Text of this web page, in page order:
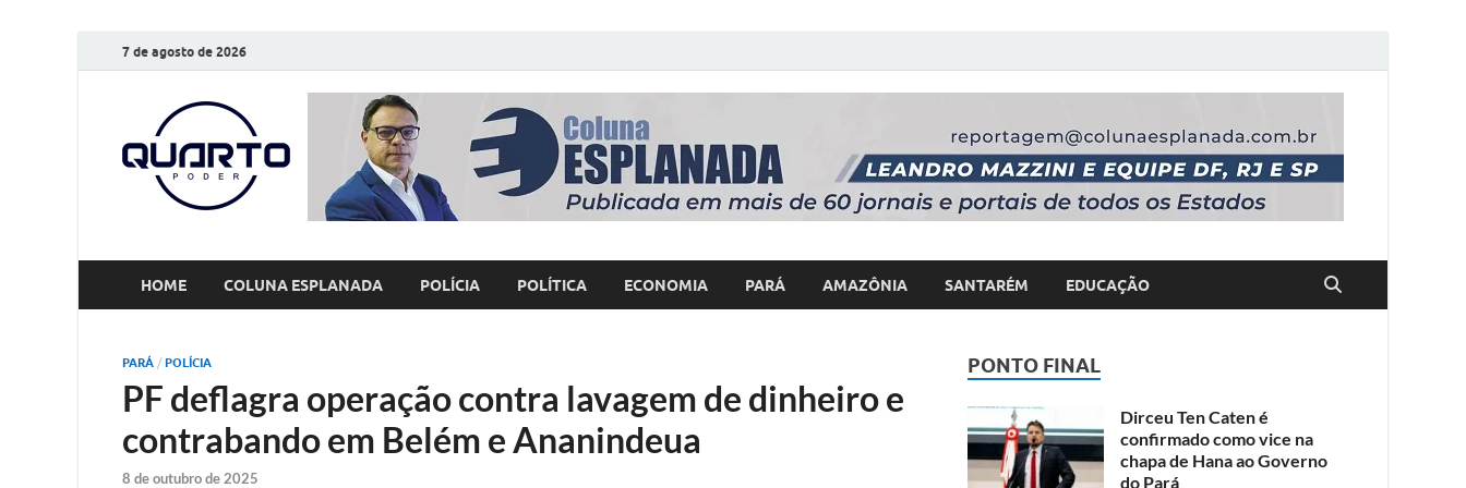
7 de agosto de 2026
O Quarto Poder
Notícias todos os dias
HOME COLUNA ESPLANADA POLÍCIA POLÍTICA ECONOMIA PARÁ AMAZÔNIA SANTARÉM EDUCAÇÃO
PARÁ / POLÍCIA
PF deflagra operação contra lavagem de dinheiro e
contrabando em Belém e Ananindeua
8 de outubro de 2025
PONTO FINAL
Dirceu Ten Caten é
confirmado como vice na
chapa de Hana ao Governo
do Pará